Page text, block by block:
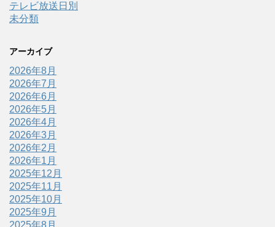
テレビ放送日別
未分類
アーカイブ
2026年8月
2026年7月
2026年6月
2026年5月
2026年4月
2026年3月
2026年2月
2026年1月
2025年12月
2025年11月
2025年10月
2025年9月
2025年8月